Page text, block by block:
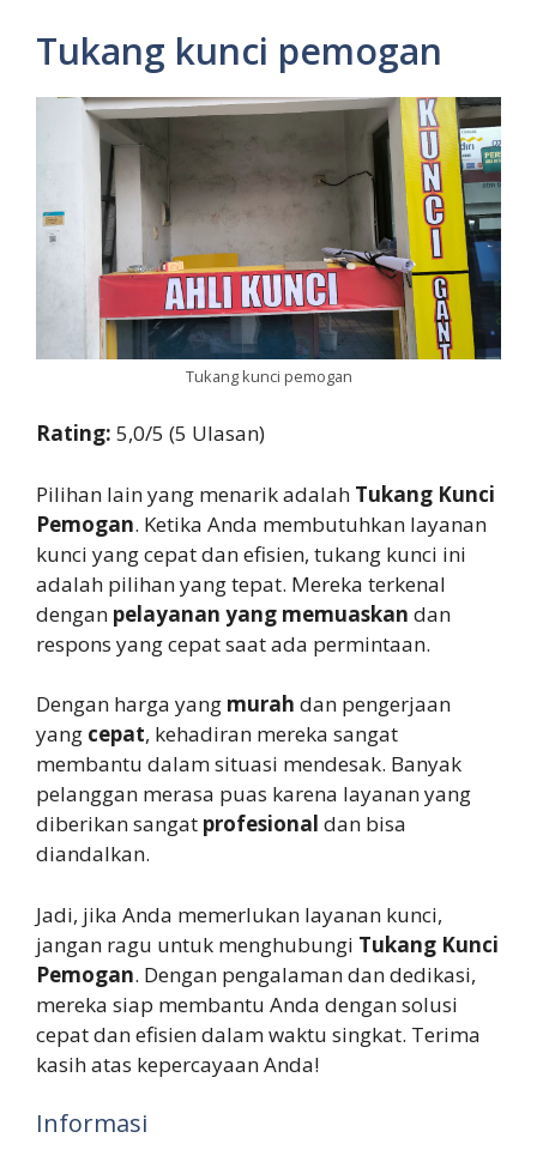
Tukang kunci pemogan
Tukang kunci pemogan
Rating: 5,0/5 (5 Ulasan)
Pilihan lain yang menarik adalah Tukang Kunci
Pemogan. Ketika Anda membutuhkan layanan
kunci yang cepat dan efisien, tukang kunci ini
adalah pilihan yang tepat. Mereka terkenal
dengan pelayanan yang memuaskan dan
respons yang cepat saat ada permintaan.
Dengan harga yang murah dan pengerjaan
yang cepat, kehadiran mereka sangat
membantu dalam situasi mendesak. Banyak
pelanggan merasa puas karena layanan yang
diberikan sangat profesional dan bisa
diandalkan.
Jadi, jika Anda memerlukan layanan kunci,
jangan ragu untuk menghubungi Tukang Kunci
Pemogan. Dengan pengalaman dan dedikasi,
mereka siap membantu Anda dengan solusi
cepat dan efisien dalam waktu singkat. Terima
kasih atas kepercayaan Anda!
Informasi